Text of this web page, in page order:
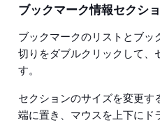
ブックマーク情報セクシ
ブックマークのリストとブッ
切りをダブルクリックして、
す。
セクションのサイズを変更す
端に置き、マウスを上下にド